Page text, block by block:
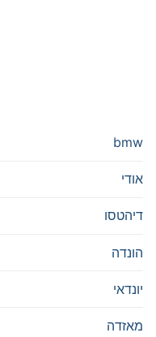
bmw
אודי
דיהטסו
הונדה
יונדאי
מאזדה